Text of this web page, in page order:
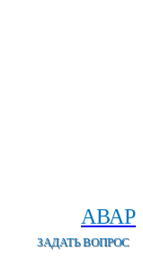
АВАР
ЗАДАТЬ ВОПРОС